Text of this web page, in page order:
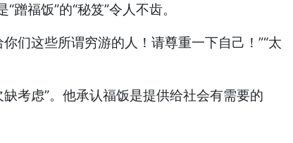
福饭”的“秘笈”令人不齿。
这些所谓穷游的人！请尊重一下自己！”“太
考虑”。他承认福饭是提供给社会有需要的